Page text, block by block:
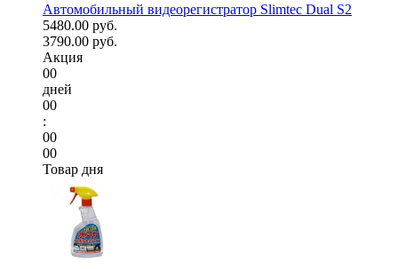
Автомобильный видеорегистратор Slimtec Dual S2
5480.00 руб.
3790.00 руб.
Акция
00
дней
00
:
00
00
Товар дня